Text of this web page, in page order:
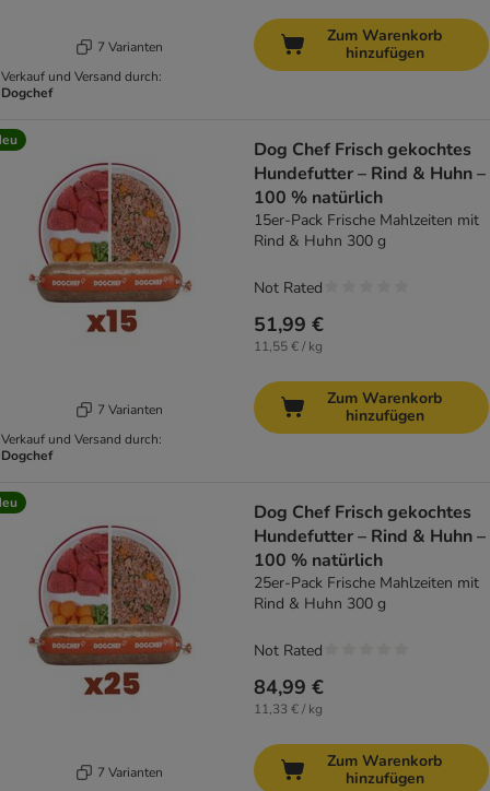
7 Varianten
Verkauf und Versand durch:
Dogchef
Zum Warenkorb
hinzufügen
7 Varianten
Verkauf und Versand durch:
Dogchef
Dog Chef Frisch gekochtes
Hundefutter – Rind & Huhn –
100 % natürlich
15er-Pack Frische Mahlzeiten mit
Rind & Huhn 300 g
51,99 €
11,55 € / kg
Not Rated
Zum Warenkorb
hinzufügen
7 Varianten
Dog Chef Frisch gekochtes
Hundefutter – Rind & Huhn –
100 % natürlich
25er-Pack Frische Mahlzeiten mit
Rind & Huhn 300 g
84,99 €
11,33 € / kg
Not Rated
Zum Warenkorb
hinzufügen